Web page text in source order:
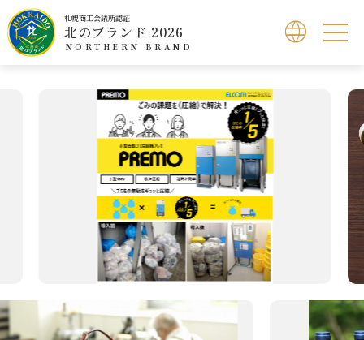
札幌商工会議所認証
北のブランド 2026
NORTHERN BRAND
北のブランドとは
北のブランドショップ
お問い合わせ